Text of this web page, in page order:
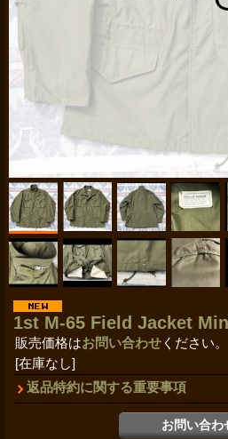
1st M-65 Field Jacket
販売価格はお問い合わせ ください。
[在庫なし]
返品特約に関する重要事項